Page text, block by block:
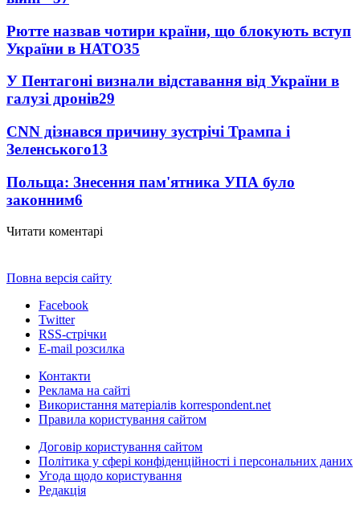
Рютте назвав чотири країни, що блокують вступ
України в НАТО35
У Пентагоні визнали відставання від України в
галузі дронів29
CNN дізнався причину зустрічі Трампа і
Зеленського13
Польща: Знесення пам'ятника УПА було
законним6
Читати коментарі
Повна версія сайту
Facebook
Twitter
RSS-стрічки
E-mail розсилка
Контакти
Реклама на сайті
Використання матеріалів korrespondent.net
Правила користування сайтом
Договір користування сайтом
Політика у сфері конфіденційності і персональних даних
Угода щодо користування
Редакція